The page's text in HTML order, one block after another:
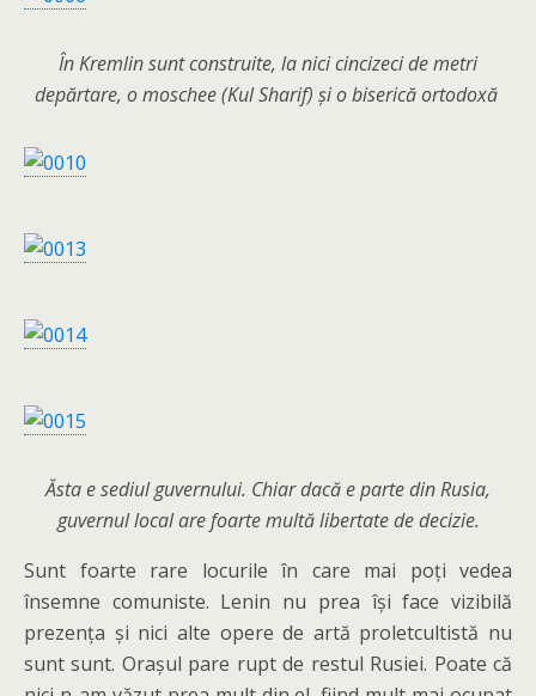
În Kremlin sunt construite, la nici cincizeci de metri
depărtare, o moschee (Kul Sharif) și o biserică ortodoxă
Ăsta e sediul guvernului. Chiar dacă e parte din Rusia,
guvernul local are foarte multă libertate de decizie.
Sunt foarte rare locurile în care mai poți vedea
însemne comuniste. Lenin nu prea își face vizibilă
prezența și nici alte opere de artă proletcultistă nu
sunt sunt. Orașul pare rupt de restul Rusiei. Poate că